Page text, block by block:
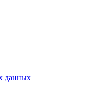
данных